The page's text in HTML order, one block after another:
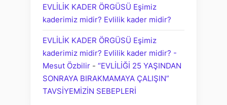
EVLİLİK KADER ÖRGÜSÜ Eşimiz
kaderimiz midir? Evlilik kader midir?
EVLİLİK KADER ÖRGÜSÜ Eşimiz
kaderimiz midir? Evlilik kader midir? -
Mesut Özbilir - “EVLİLİĞİ 25 YAŞINDAN
SONRAYA BIRAKMAMAYA ÇALIŞIN”
TAVSİYEMİZİN SEBEPLERİ